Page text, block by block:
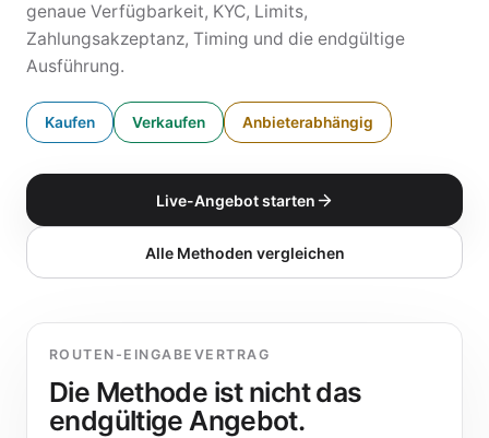
genaue Verfügbarkeit, KYC, Limits,
Zahlungsakzeptanz, Timing und die endgültige
Ausführung.
Kaufen Verkaufen Anbieterabhängig
Live-Angebot starten
Alle Methoden vergleichen
ROUTEN-EINGABEVERTRAG
Die Methode ist nicht das
endgültige Angebot.